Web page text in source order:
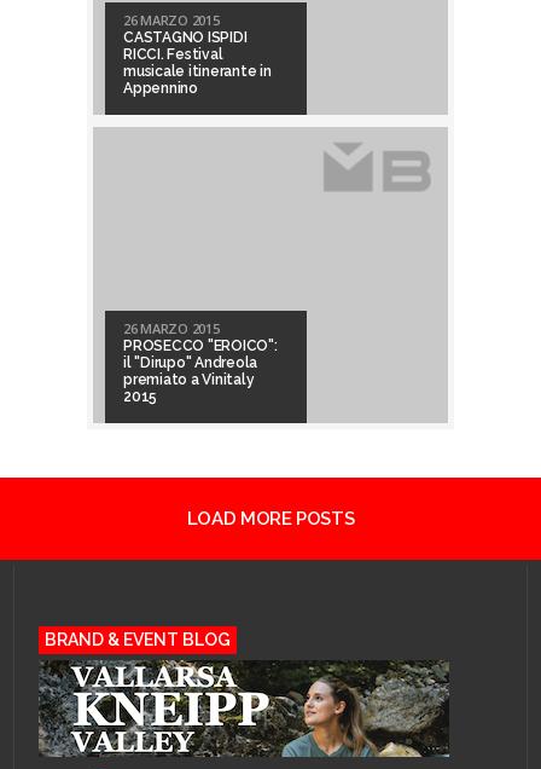
26 MARZO 2015
CASTAGNO ISPIDI
RICCI. Festival
musicale itinerante in
Appennino
26 MARZO 2015
PROSECCO "EROICO":
il "Dirupo" Andreola
premiato a Vinitaly
2015
LOAD MORE POSTS
BRAND & EVENT BLOG